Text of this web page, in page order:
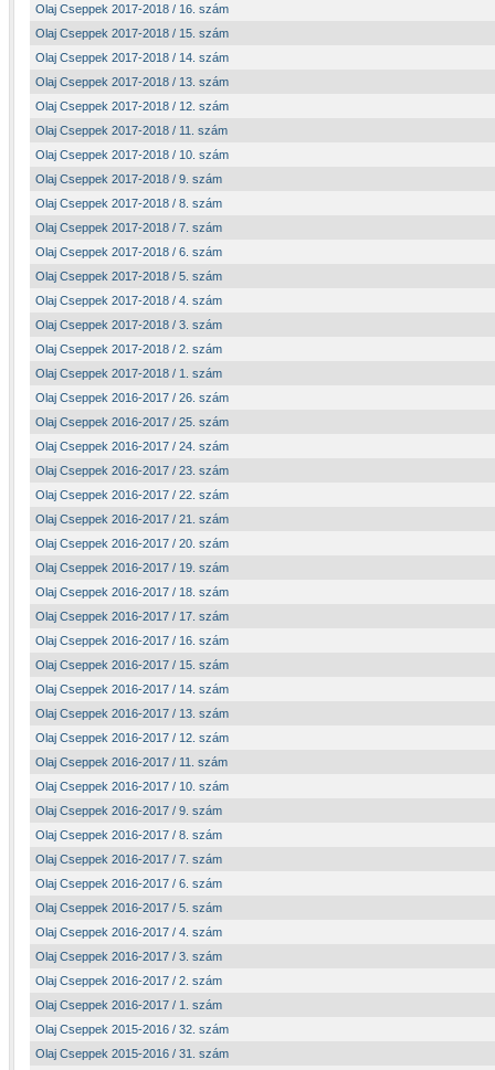
Olaj Cseppek 2017-2018 / 16. szám
Olaj Cseppek 2017-2018 / 15. szám
Olaj Cseppek 2017-2018 / 14. szám
Olaj Cseppek 2017-2018 / 13. szám
Olaj Cseppek 2017-2018 / 12. szám
Olaj Cseppek 2017-2018 / 11. szám
Olaj Cseppek 2017-2018 / 10. szám
Olaj Cseppek 2017-2018 / 9. szám
Olaj Cseppek 2017-2018 / 8. szám
Olaj Cseppek 2017-2018 / 7. szám
Olaj Cseppek 2017-2018 / 6. szám
Olaj Cseppek 2017-2018 / 5. szám
Olaj Cseppek 2017-2018 / 4. szám
Olaj Cseppek 2017-2018 / 3. szám
Olaj Cseppek 2017-2018 / 2. szám
Olaj Cseppek 2017-2018 / 1. szám
Olaj Cseppek 2016-2017 / 26. szám
Olaj Cseppek 2016-2017 / 25. szám
Olaj Cseppek 2016-2017 / 24. szám
Olaj Cseppek 2016-2017 / 23. szám
Olaj Cseppek 2016-2017 / 22. szám
Olaj Cseppek 2016-2017 / 21. szám
Olaj Cseppek 2016-2017 / 20. szám
Olaj Cseppek 2016-2017 / 19. szám
Olaj Cseppek 2016-2017 / 18. szám
Olaj Cseppek 2016-2017 / 17. szám
Olaj Cseppek 2016-2017 / 16. szám
Olaj Cseppek 2016-2017 / 15. szám
Olaj Cseppek 2016-2017 / 14. szám
Olaj Cseppek 2016-2017 / 13. szám
Olaj Cseppek 2016-2017 / 12. szám
Olaj Cseppek 2016-2017 / 11. szám
Olaj Cseppek 2016-2017 / 10. szám
Olaj Cseppek 2016-2017 / 9. szám
Olaj Cseppek 2016-2017 / 8. szám
Olaj Cseppek 2016-2017 / 7. szám
Olaj Cseppek 2016-2017 / 6. szám
Olaj Cseppek 2016-2017 / 5. szám
Olaj Cseppek 2016-2017 / 4. szám
Olaj Cseppek 2016-2017 / 3. szám
Olaj Cseppek 2016-2017 / 2. szám
Olaj Cseppek 2016-2017 / 1. szám
Olaj Cseppek 2015-2016 / 32. szám
Olaj Cseppek 2015-2016 / 31. szám